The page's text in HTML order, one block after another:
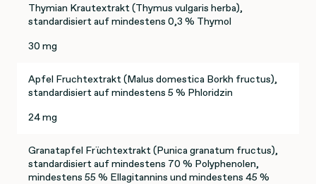
Thymian Krautextrakt (Thymus vulgaris herba),
standardisiert auf mindestens 0,3 % Thymol
30 mg
Apfel Fruchtextrakt (Malus domestica Borkh fructus),
standardisiert auf mindestens 5 % Phloridzin
24 mg
Granatapfel Früchtextrakt (Punica granatum fructus),
standardisiert auf mindestens 70 % Polyphenolen,
mindestens 55 % Ellagitannins und mindestens 45 %